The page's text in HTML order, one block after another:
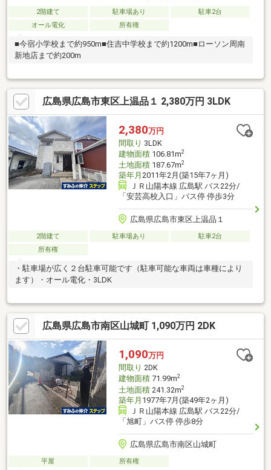
2階建て 駐車場あり
駐車2台
オール電化
所有権
■今宿小学校まで約950m■住吉中学校まで約1200m■ローソン周南
新地店まで約200m
広島県広島市東区上温品１ 2,380万円 3LDK
2,380万円
間取り 3LDK
建物面積106.81m2
土地面積187.67m2
築年月 2011年2月(築15年7ヶ月)
ＪＲ山陽本線 広島駅 バス22分/
「安芸高校入口」バス停 停歩3分
広島県広島市東区上温品１
2階建て 駐車場あり
駐車2台
所有権
・駐車場が広く２台駐車可能です（駐車可能な車両は車種により
ます）・オール電化・3LDK
広島県広島市南区山城町 1,090万円 2DK
1,090万円
間取り 2DK
建物面積71.99m2
土地面積241.32m2
築年月 1977年7月(築49年2ヶ月)
ＪＲ山陽本線 広島駅 バス22分/
「旭町」バス停 停歩8分
広島県広島市南区山城町
平屋 所有権